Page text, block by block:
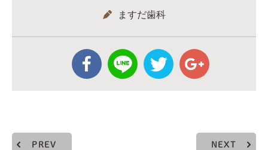
ますだ歯科
PREV NEXT